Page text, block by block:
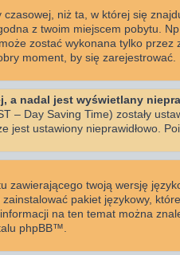
niż ta, w której się
z twoim miejscem pobytu.
zostać wykonana tylko
moment, by się zarejestrować.
a nadal jest wyświetlany
– Day Saving Time) zostały
jest ustawiony nieprawidłowo.
zawierającego twoją wersję
pakiet językowy,
na ten temat można
phpBB™.